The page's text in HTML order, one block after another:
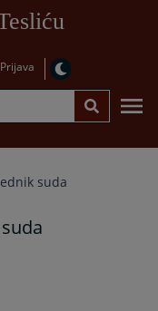
Prijava
suda